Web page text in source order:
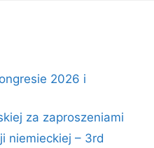
2026 i
za zaproszeniami
niemieckiej – 3rd